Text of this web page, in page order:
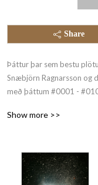
Share
Þáttur þar sem bestu
Snæbjörn Ragnarsson og
með þáttum #0001 -
Show more >>